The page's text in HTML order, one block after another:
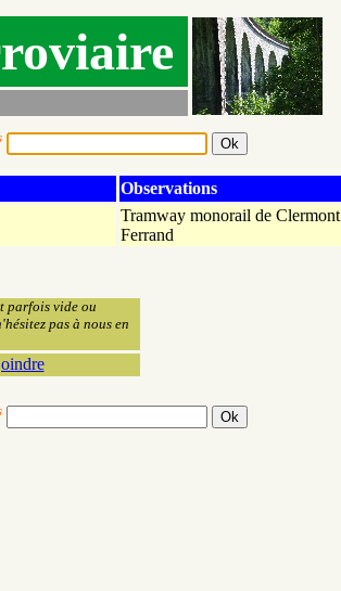
Observations
Tramway monorail de Clermont
Ferrand
parfois vide ou
pas à nous en